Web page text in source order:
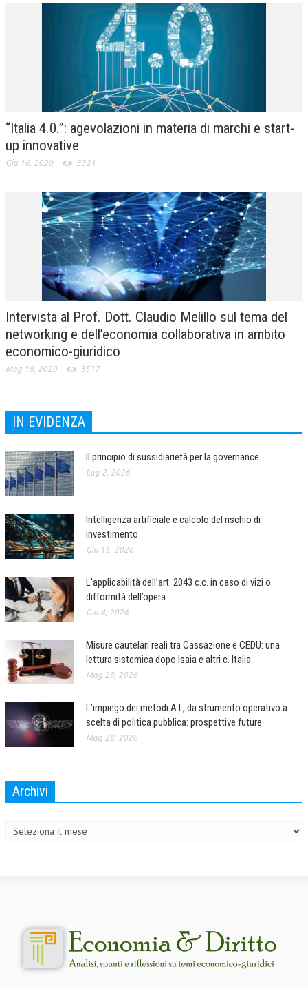
“Italia 4.0.”: agevolazioni in materia di marchi e start-
up innovative
Giu 16, 2020 3321
Intervista al Prof. Dott. Claudio Melillo sul tema del
networking e dell’economia collaborativa in ambito
economico-giuridico
Mag 18, 2020 3517
IN EVIDENZA
Il principio di sussidiarietà per la governance
Lug 2, 2026
Intelligenza artificiale e calcolo del rischio di
investimento
Giu 15, 2026
L’applicabilità dell’art. 2043 c.c. in caso di vizi o
difformità dell’opera
Giu 4, 2026
Misure cautelari reali tra Cassazione e CEDU: una
lettura sistemica dopo Isaia e altri c. Italia
Mag 28, 2026
L’impiego dei metodi A.I., da strumento operativo a
scelta di politica pubblica: prospettive future
Mag 28, 2026
Archivi